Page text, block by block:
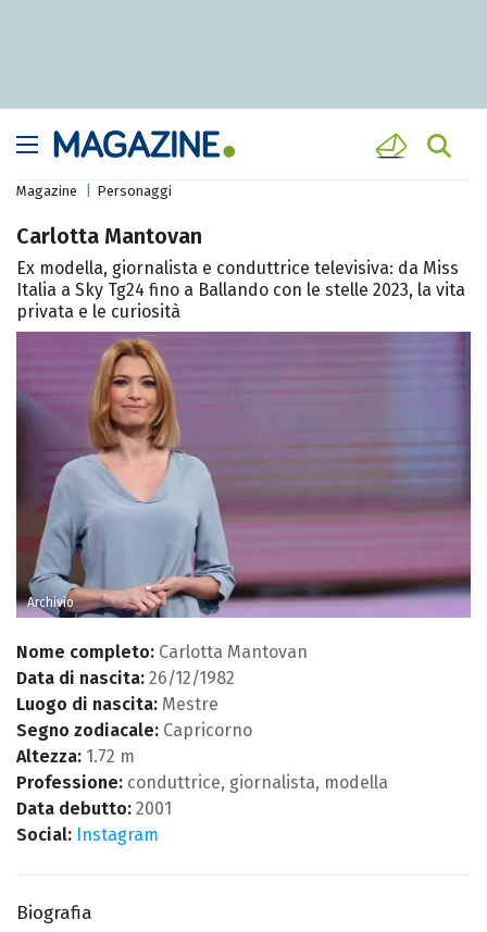
Magazine Personaggi
Carlotta Mantovan
Ex modella, giornalista e conduttrice televisiva: da Miss
Italia a Sky Tg24 fino a Ballando con le stelle 2023, la vita
privata e le curiosità
Archivio
Nome completo: Carlotta Mantovan
Data di nascita: 26/12/1982
Luogo di nascita: Mestre
Segno zodiacale: Capricorno
Altezza: 1.72 m
Professione: conduttrice, giornalista, modella
Data debutto: 2001
Social: Instagram
Biografia